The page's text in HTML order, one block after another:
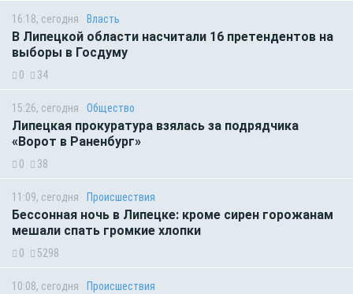
16:18, сегодня Власть
В Липецкой области насчитали 16 претендентов на
выборы в Госдуму
0 34
15:26, сегодня Общество
Липецкая прокуратура взялась за подрядчика
«Ворот в Раненбург»
0 38
11:09, сегодня Происшествия
Бессонная ночь в Липецке: кроме сирен горожанам
мешали спать громкие хлопки
0 5298
10:08, сегодня Происшествия